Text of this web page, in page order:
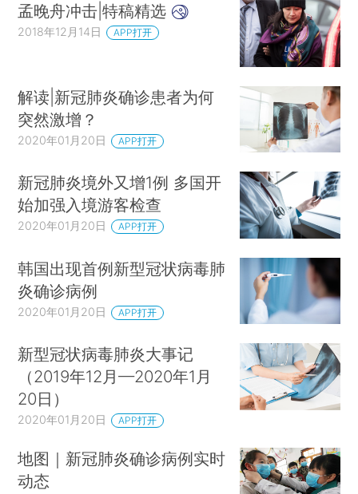
孟晚舟冲击|特稿精选
2018年12月14日 APP打开
解读|新冠肺炎确诊患者为何
突然激增？
2020年01月20日 APP打开
新冠肺炎境外又增1例 多国开
始加强入境游客检查
2020年01月20日 APP打开
韩国出现首例新型冠状病毒肺
炎确诊病例
2020年01月20日 APP打开
新型冠状病毒肺炎大事记
（2019年12月—2020年1月
20日）
2020年01月20日 APP打开
地图｜新冠肺炎确诊病例实时
动态